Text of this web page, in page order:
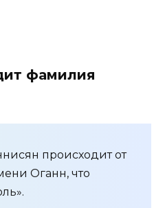
фамилия
происходит от
Оганн, что